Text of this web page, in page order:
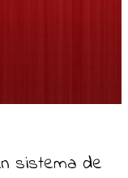
sistema de